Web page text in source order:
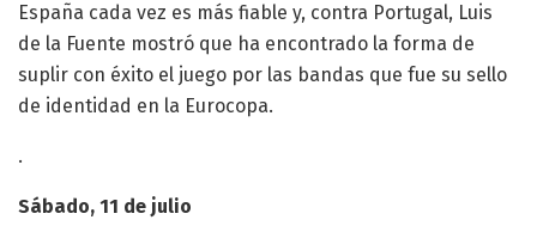
España cada vez es más fiable y, contra Portugal, Luis
de la Fuente mostró que ha encontrado la forma de
suplir con éxito el juego por las bandas que fue su sello
de identidad en la Eurocopa.
.
Sábado, 11 de julio